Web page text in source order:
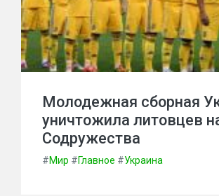
Молодежная сборная
уничтожила литовцев
Содружества
#Мир #Главное #Украина